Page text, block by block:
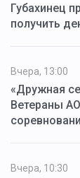
Губахинец
получить
Вчера, 13:00
«Дружная
Ветераны
Вчера, 10:30